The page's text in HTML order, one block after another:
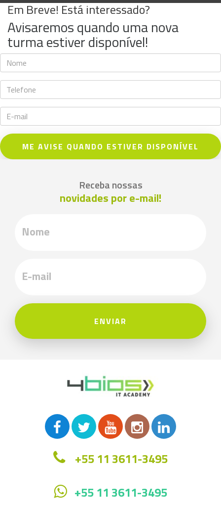
Em Breve! Está interessado?
Avisaremos quando uma nova
turma estiver disponível!
ME AVISE QUANDO ESTIVER DISPONÍVEL
Receba nossas
novidades por e-mail!
ENVIAR
+55 11 3611-3495
+55 11 3611-3495